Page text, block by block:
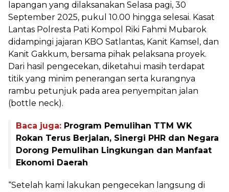
lapangan yang dilaksanakan Selasa pagi, 30
September 2025, pukul 10.00 hingga selesai. Kasat
Lantas Polresta Pati Kompol Riki Fahmi Mubarok
didampingi jajaran KBO Satlantas, Kanit Kamsel, dan
Kanit Gakkum, bersama pihak pelaksana proyek.
Dari hasil pengecekan, diketahui masih terdapat
titik yang minim penerangan serta kurangnya
rambu petunjuk pada area penyempitan jalan
(bottle neck).
Baca juga: Program Pemulihan TTM WK
Rokan Terus Berjalan, Sinergi PHR dan Negara
Dorong Pemulihan Lingkungan dan Manfaat
Ekonomi Daerah
“Setelah kami lakukan pengecekan langsung di